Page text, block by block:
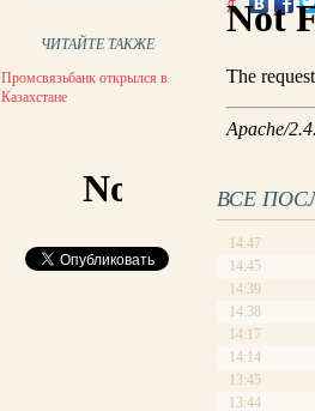
ЧИТАЙТЕ ТАКЖЕ
Промсвязьбанк открылся в
Казахстане
ВСЕ
14:47
14:45
14:39
14:38
14:17
14:14
13:45
13:44